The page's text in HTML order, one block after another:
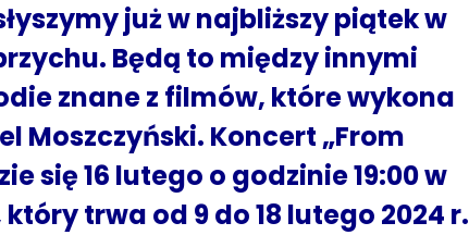
już w najbliższy piątek w
Będą to między innymi
znane z filmów, które wykona
Moszczyński. Koncert „From
się 16 lutego o godzinie 19:00 w
trwa od 9 do 18 lutego 2024 r.